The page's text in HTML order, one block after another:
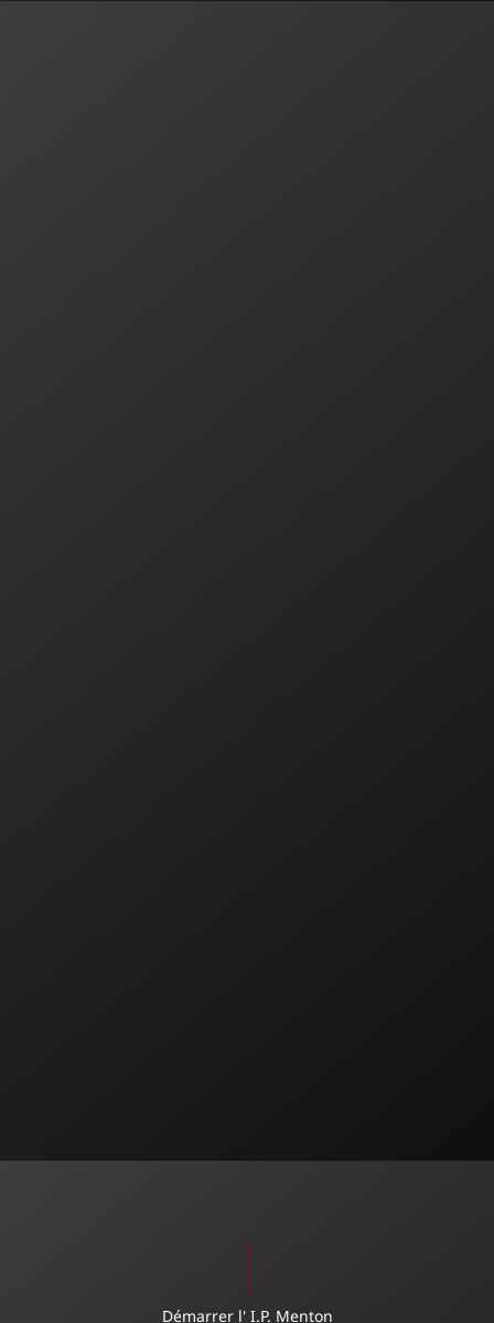
Démarrer l' I.P. Menton